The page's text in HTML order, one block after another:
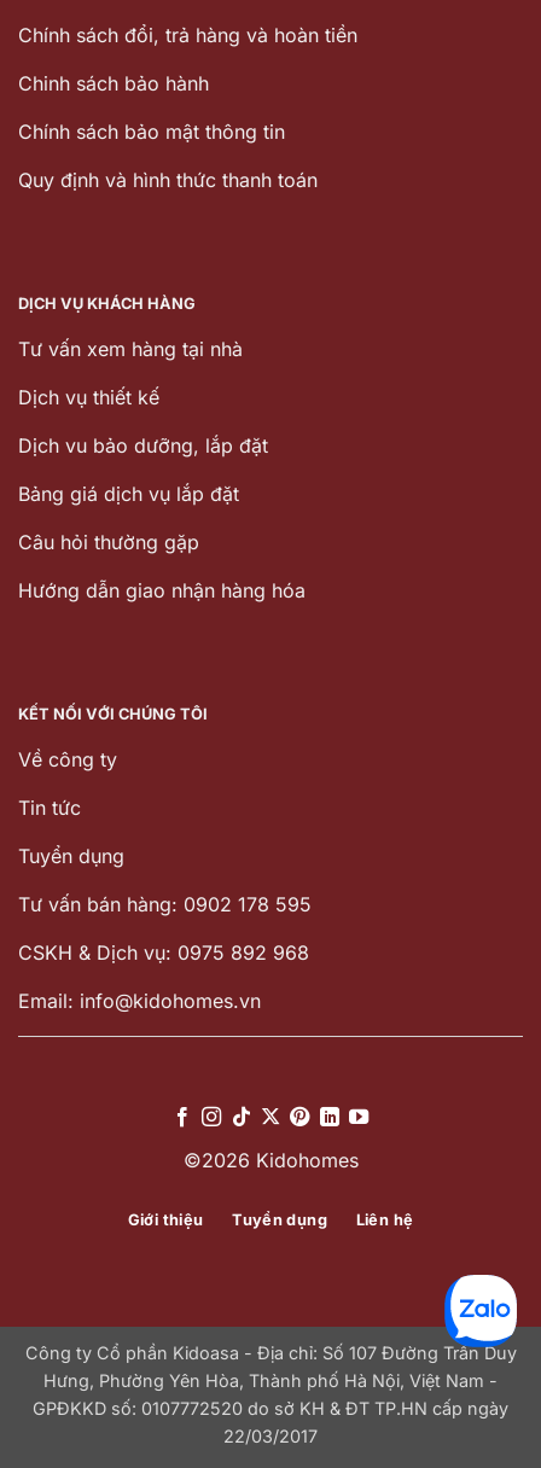
Chính sách đổi, trả hàng và hoàn tiền
Chinh sách bảo hành
Chính sách bảo mật thông tin
Quy định và hình thức thanh toán
DỊCH VỤ KHÁCH HÀNG
Tư vấn xem hàng tại nhà
Dịch vụ thiết kế
Dịch vu bảo dưỡng, lắp đặt
Bảng giá dịch vụ lắp đặt
Câu hỏi thường gặp
Hướng dẫn giao nhận hàng hóa
KẾT NỐI VỚI CHÚNG TÔI
Về công ty
Tin tức
Tuyển dụng
Tư vấn bán hàng: 0902 178 595
CSKH & Dịch vụ: 0975 892 968
Email: info@kidohomes.vn
©2026 Kidohomes
Giới thiệu Tuyển dụng Liên hệ
Công ty Cổ phần Kidoasa - Địa chỉ: Số 107 Đường Trần Duy
Hưng, Phường Yên Hòa, Thành phố Hà Nội, Việt Nam -
GPĐKKD số: 0107772520 do sở KH & ĐT TP.HN cấp ngày
22/03/2017